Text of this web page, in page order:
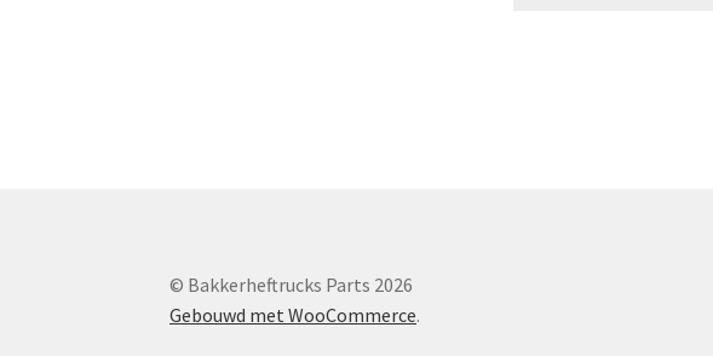
© Bakkerheftrucks Parts 2026
Gebouwd met WooCommerce.